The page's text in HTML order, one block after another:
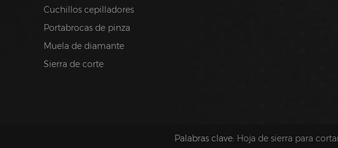
Cuchillos cepilladores
Portabrocas de pinza
Muela de diamante
Sierra de corte
Palabras clave: Hoja de sierra para